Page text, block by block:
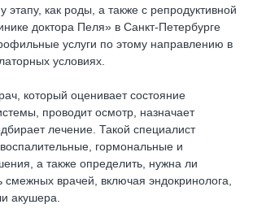
этапу, как роды, а также с репродуктивной
доктора Пеля» в Санкт-Петербурге
услуги по этому направлению в
условиях.
который оценивает состояние
проводит осмотр, назначает
лечение. Такой специалист
гормональные и
а также определить, нужна ли
врачей, включая эндокринолога,
акушера.